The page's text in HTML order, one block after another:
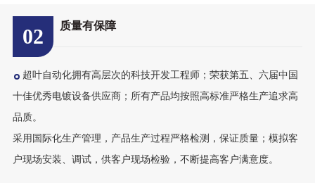
02 质量有保障
超叶自动化拥有高层次的科技开发工程师；荣获第五、六届中国
十佳优秀电镀设备供应商；所有产品均按照高标准严格生产追求高
品质。
采用国际化生产管理，产品生产过程严格检测，保证质量；模拟客
户现场安装、调试，供客户现场检验，不断提高客户满意度。